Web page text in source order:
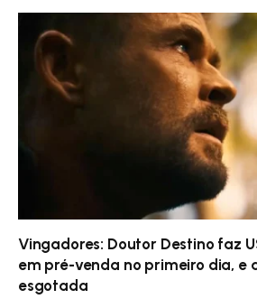
Vingadores: Doutor Destino faz
em pré-venda no primeiro dia, e
esgotada